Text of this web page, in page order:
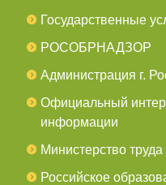
Государственные
РОСОБРНАДЗОР
Администрация г.
Официальный
информации
Министерство
Российское